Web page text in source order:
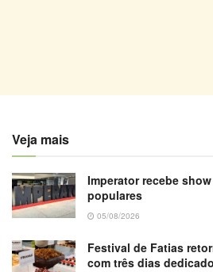
Veja mais
Imperator recebe
populares
05/08/2026
Festival de Fatias
com três dias